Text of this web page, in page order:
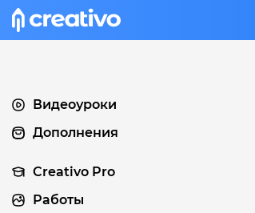
Видеоуроки
Дополнения
Creativo Pro
Работы